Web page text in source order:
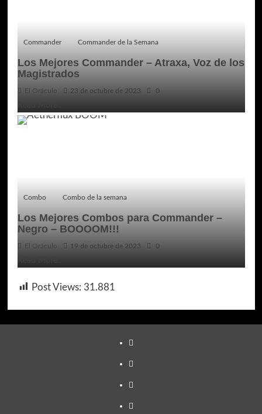
Commander Commander de la Semana
Los Mejores Commander – Atraxa, Voz de los
Magistrados
El Oráculo 23 de octubre de 2023 0
Combo Combo de la semana
Los Mejores Combos para Commander –
Negro – BOOOOM!!!
El Oráculo 19 de octubre de 2023 0
Post Views: 31.881
TikTok
Youtube
Twitter
Instagram